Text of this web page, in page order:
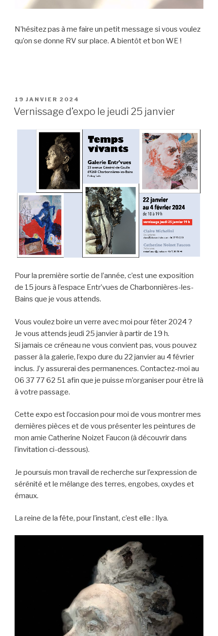
N’hésitez pas à me faire un petit message si vous voulez
qu’on se donne RV sur place. A bientôt et bon WE !
PUBLIÉ
LE
19 JANVIER 2024
Vernissage d’expo le jeudi 25 janvier
Pour la première sortie de l’année, c’est une exposition
de 15 jours à l’espace Entr’vues de Charbonnières-les-
Bains que je vous attends.
Vous voulez boire un verre avec moi pour fêter 2024 ?
Je vous attends jeudi 25 janvier à partir de 19 h.
Si jamais ce créneau ne vous convient pas, vous pouvez
passer à la galerie, l’expo dure du 22 janvier au 4 février
inclus. J’y assurerai des permanences. Contactez-moi au
06 37 77 62 51 afin que je puisse m’organiser pour être là
à votre passage.
Cette expo est l’occasion pour moi de vous montrer mes
dernières pièces et de vous présenter les peintures de
mon amie Catherine Noizet Faucon (à découvrir dans
l’invitation ci-dessous).
Je poursuis mon travail de recherche sur l’expression de
sérénité et le mélange des terres, engobes, oxydes et
émaux.
La reine de la fête, pour l’instant, c’est elle : Ilya.